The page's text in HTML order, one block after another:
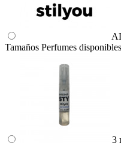
Tamaños Perfumes disponibles
3